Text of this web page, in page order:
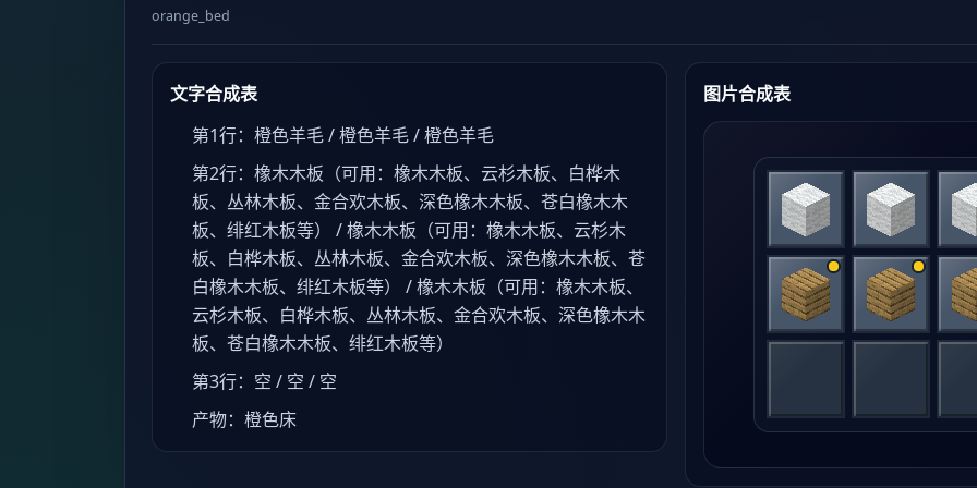
orange_bed
文字合成表
第1行：橙色羊毛 / 橙色羊毛 / 橙色羊毛
第2行：橡木木板（可用：橡木木板、云杉木板、白桦木
板、丛林木板、金合欢木板、深色橡木木板、苍白橡木木
板、绯红木板等） / 橡木木板（可用：橡木木板、云杉木
板、白桦木板、丛林木板、金合欢木板、深色橡木木板、苍
白橡木木板、绯红木板等） / 橡木木板（可用：橡木木板、
云杉木板、白桦木板、丛林木板、金合欢木板、深色橡木木
板、苍白橡木木板、绯红木板等）
第3行：空 / 空 / 空
产物：橙色床
图片合成表